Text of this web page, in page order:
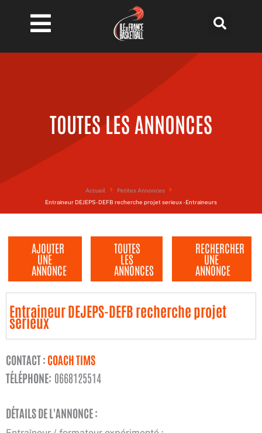
contenu
TOUTES LES ANNONCES
Accueil
Petites Annonces
Entraineur DEJEPS-DEFB recherche projet serieux - Entraineurs
AJOUTER
UNE
ANNONCE
TOUTES
LES
ANNONCES
RECHERCHER
UNE
ANNONCE
Entraineur DEJEPS-DEFB recherche projet
serieux
CONTACT : COACH TIMS
TÉLÉPHONE: 0668125514
DÉTAILS DE L'ANNONCE :